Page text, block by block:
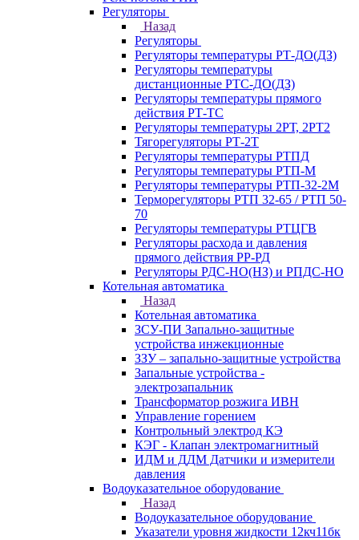
Регуляторы
Назад
Регуляторы
Регуляторы температуры РТ-ДО(ДЗ)
Регуляторы температуры
дистанционные РТС-ДО(ДЗ)
Регуляторы температуры прямого
действия РТ-ТС
Регуляторы температуры 2РТ, 2РT2
Тягорегуляторы РТ-2Т
Регуляторы температуры РТПД
Регуляторы температуры РТП-M
Регуляторы температуры РТП-32-2М
Терморегуляторы РТП 32-65 / РТП 50-
70
Регуляторы температуры РТЦГВ
Регуляторы расхода и давления
прямого действия РР-РД
Регуляторы РДС-НО(НЗ) и РПДС-НО
Котельная автоматика
Назад
Котельная автоматика
ЗСУ-ПИ Запально-защитные
устройства инжекционные
ЗЗУ – запально-защитные устройства
Запальные устройства -
электрозапальник
Трансформатор розжига ИВН
Управление горением
Контрольный электрод КЭ
КЭГ - Клапан электромагнитный
ИДМ и ДДМ Датчики и измерители
давления
Водоуказательное оборудование
Назад
Водоуказательное оборудование
Указатели уровня жидкости 12кч11бк